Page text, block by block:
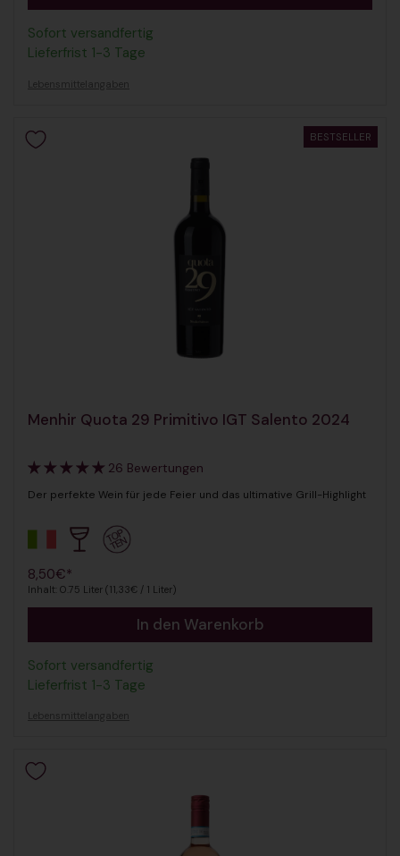
Sofort versandfertig
Lieferfrist 1-3 Tage
Lebensmittelangaben
Menhir Quota 29 Primitivo IGT Salento 2024
26 Bewertungen
Der perfekte Wein für jede Feier und das ultimative Grill-Highlight
Regulärer Preis
8,50€*
Inhalt: 0.75 Liter (11,33€ / 1 Liter)
In den Warenkorb
Sofort versandfertig
Lieferfrist 1-3 Tage
Lebensmittelangaben
BESTSELLER